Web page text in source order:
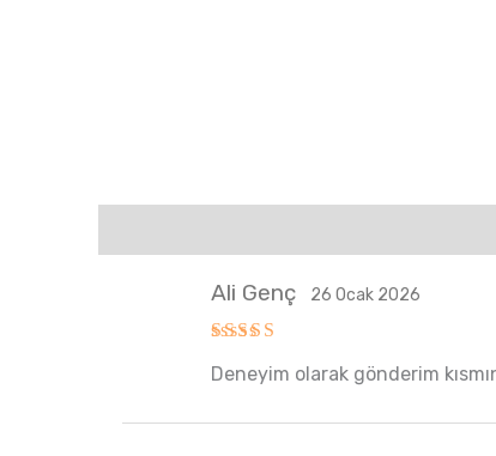
5oy aldı
Ali Genç 26 Ocak 2026
Deneyim olarak gönderim